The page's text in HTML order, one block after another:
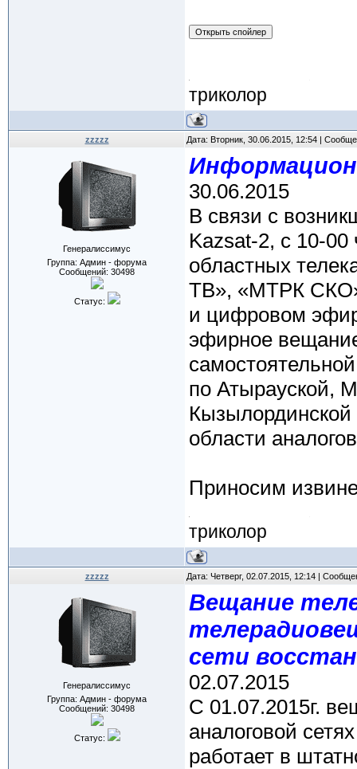
триколор
zzzzz Дата: Вторник, 30.06.2015, 12:54 |
Генералиссимус
Группа: Админ - форума
Сообщений: 30498
Статус:
30.06.2015
В связи с
Kazsat-2, с 10-00
областных
ТВ», «МТРК СКО»
и цифровом
эфирное
по Атырауской,
Кызылординской
области
Приносим
триколор
zzzzz Дата: Четверг, 02.07.2015, 12:14 |
Генералиссимус
Группа: Админ - форума
Сообщений: 30498
Статус:
Вещание
сети
02.07.2015
C 01.07.2015г.
аналоговой
работает в